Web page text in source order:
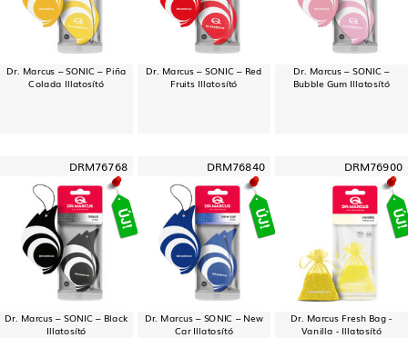
Dr. Marcus – SONIC – Piña
Colada Illatosító
Dr. Marcus – SONIC – Red
Fruits Illatosító
Dr. Marcus – SONIC –
Bubble Gum Illatosító
DRM76768
Dr. Marcus – SONIC – Black
Illatosító
DRM76840
Dr. Marcus – SONIC – New
Car Illatosító
DRM76900
Dr. Marcus Fresh Bag -
Vanilla - Illatosító